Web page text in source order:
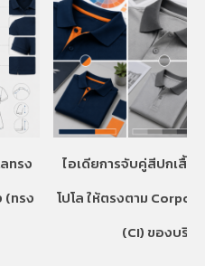
ทรง
(ทรง
ไอเดียการจับคู่สีปกเสื้อ
โปโล ให้ตรงตาม
(CI) ของบริษัท